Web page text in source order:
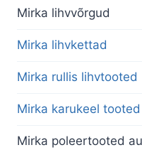
Mirka lihvvõrgud
Mirka lihvkettad
Mirka rullis lihvtooted
Mirka karukeel tooted
Mirka poleertooted